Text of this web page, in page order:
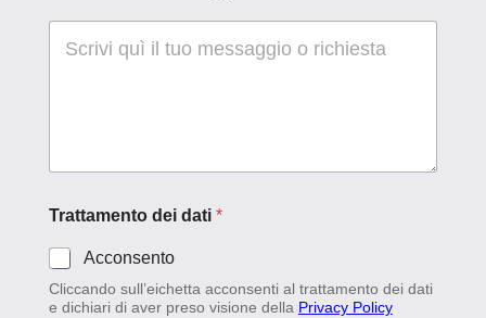
Trattamento dei dati *
Acconsento
Cliccando sull’eichetta acconsenti al trattamento dei dati
e dichiari di aver preso visione della Privacy Policy